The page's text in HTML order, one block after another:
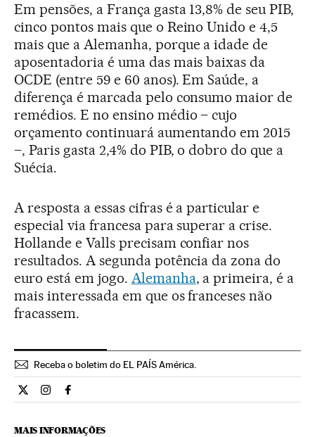
Em pensões, a França gasta 13,8% de seu PIB,
cinco pontos mais que o Reino Unido e 4,5
mais que a Alemanha, porque a idade de
aposentadoria é uma das mais baixas da
OCDE (entre 59 e 60 anos). Em Saúde, a
diferença é marcada pelo consumo maior de
remédios. E no ensino médio – cujo
orçamento continuará aumentando em 2015
–, Paris gasta 2,4% do PIB, o dobro do que a
Suécia.
A resposta a essas cifras é a particular e
especial via francesa para superar a crise.
Hollande e Valls precisam confiar nos
resultados. A segunda potência da zona do
euro está em jogo. Alemanha, a primeira, é a
mais interessada em que os franceses não
fracassem.
Receba o boletim do EL PAÍS América.
Economia El País Brasil en Twitter
Economia El País Brasil en Instagram
Economia El País Brasil en Facebook
MAIS INFORMAÇÕES